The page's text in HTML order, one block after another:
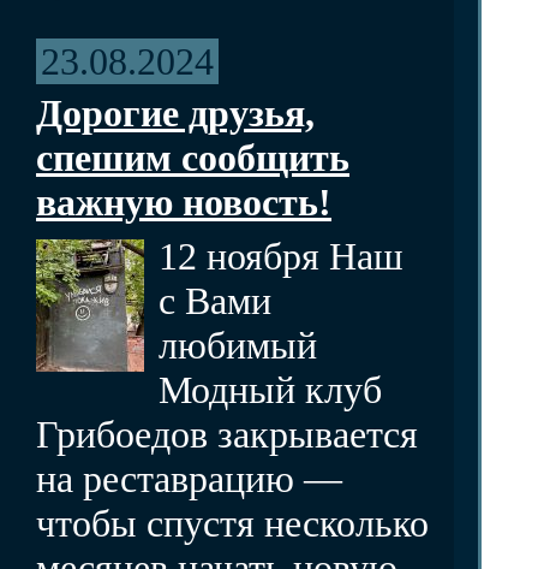
23.08.2024
Дорогие друзья,
спешим сообщить
важную новость!
12 ноября Наш
с Вами
любимый
Модный клуб
Грибоедов закрывается
на реставрацию —
чтобы спустя несколько